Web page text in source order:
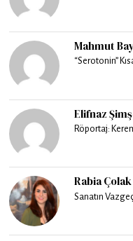
Mahmut
“Serotonin”
Elifnaz
Röportaj:
Rabia Çolak
Sanatın